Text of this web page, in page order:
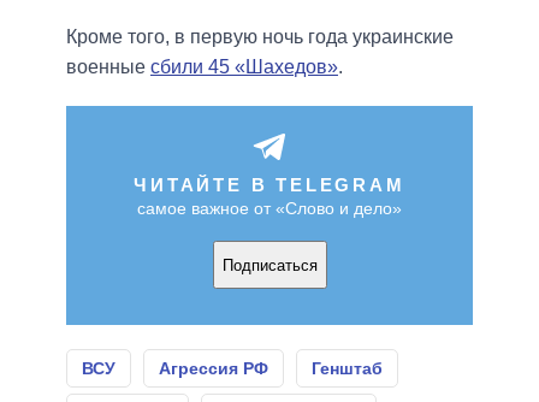
Кроме того, в первую ночь года украинские
военные сбили 45 «Шахедов».
ЧИТАЙТЕ В TELEGRAM
самое важное от «Слово и дело»
Подписаться
ВСУ Агрессия РФ Генштаб